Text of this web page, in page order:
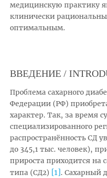
медицинскую практику
клинически
оптимальным.
ВВЕДЕНИЕ /
Проблема сахарного
Федерации (РФ)
характер. Так, за время
специализированного
распространённость СД
до 345,1 тыс. человек),
прироста приходится на
типа (СД2) [1]. Сахарный